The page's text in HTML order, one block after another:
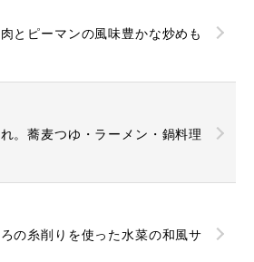
とピーマンの風味豊かな炒めも
。蕎麦つゆ・ラーメン・鍋料理
の糸削りを使った水菜の和風サ